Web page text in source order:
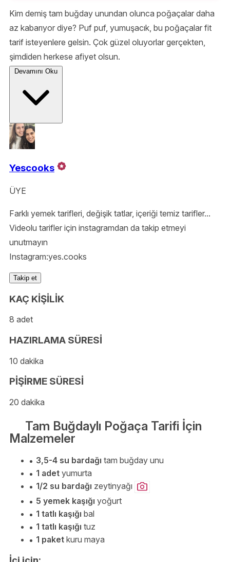
Kim demiş tam buğday unundan olunca poğaçalar daha
az kabarıyor diye? Puf puf, yumuşacık, bu poğaçalar fit
tarif isteyenlere gelsin. Çok güzel oluyorlar gerçekten,
şimdiden herkese afiyet olsun.
Devamını Oku
Yescooks
ÜYE
Farklı yemek tarifleri, değişik tatlar, içeriği temiz tarifler...
Videolu tarifler için instagramdan da takip etmeyi
unutmayın
Instagram:yes.cooks
Takip et
KAÇ KİŞİLİK
8 adet
HAZIRLAMA SÜRESİ
10 dakika
PİŞİRME SÜRESİ
20 dakika
Tam Buğdaylı Poğaça Tarifi İçin
Malzemeler
3,5-4 su bardağı tam buğday unu
1 adet yumurta
1/2 su bardağı zeytinyağı
5 yemek kaşığı yoğurt
1 tatlı kaşığı bal
1 tatlı kaşığı tuz
1 paket kuru maya